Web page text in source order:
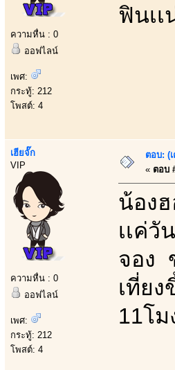
ความหื่น : 0
ออฟไลน์
เพศ:
กระทู้: 212
โพสต์: 4
ฟินเ
เฮียจั๊ก
VIP
ความหื่น : 0
ออฟไลน์
เพศ:
กระทู้: 212
โพสต์: 4
ตอบ: (
« ตอบ
น้อง
เเค่
จอง
เที่ย
11โ